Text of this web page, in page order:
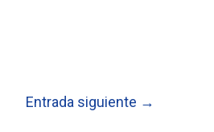
Entrada siguiente →